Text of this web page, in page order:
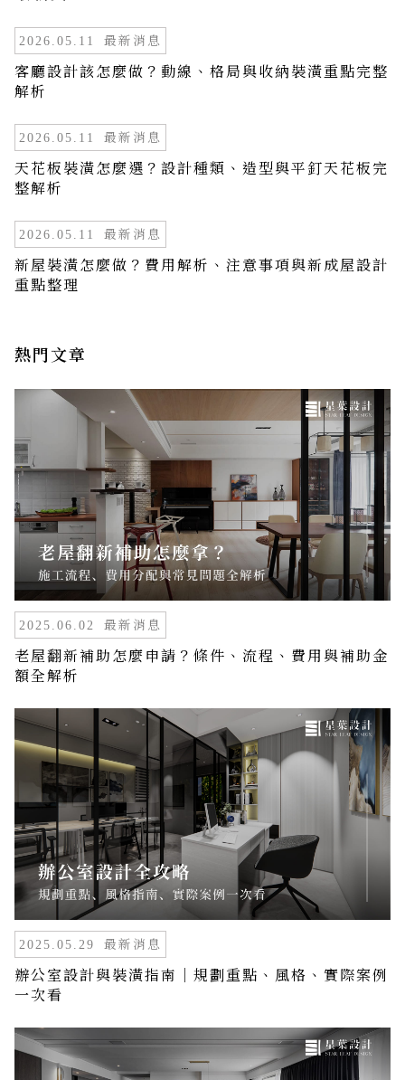
2026.05.11 最新消息
客廳設計該怎麼做？動線、格局與收納裝潢重點完整
解析
2026.05.11 最新消息
天花板裝潢怎麼選？設計種類、造型與平釘天花板完
整解析
2026.05.11 最新消息
新屋裝潢怎麼做？費用解析、注意事項與新成屋設計
重點整理
熱門文章
2025.06.02 最新消息
老屋翻新補助怎麼申請？條件、流程、費用與補助金
額全解析
2025.05.29 最新消息
辦公室設計與裝潢指南｜規劃重點、風格、實際案例
一次看